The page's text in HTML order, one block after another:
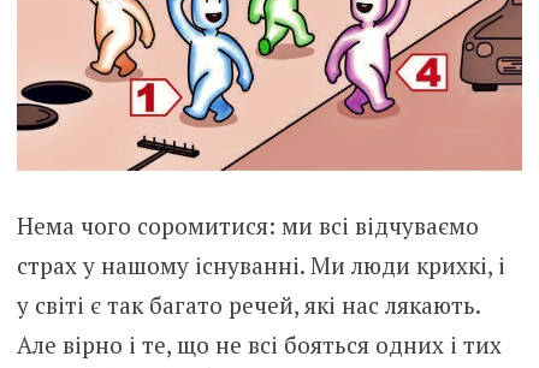
Нема чого соромитися: ми всі відчуваємо
страх у нашому існуванні. Ми люди крихкі, і
у світі є так багато речей, які нас лякають.
Але вірно і те, що не всі бояться одних і тих